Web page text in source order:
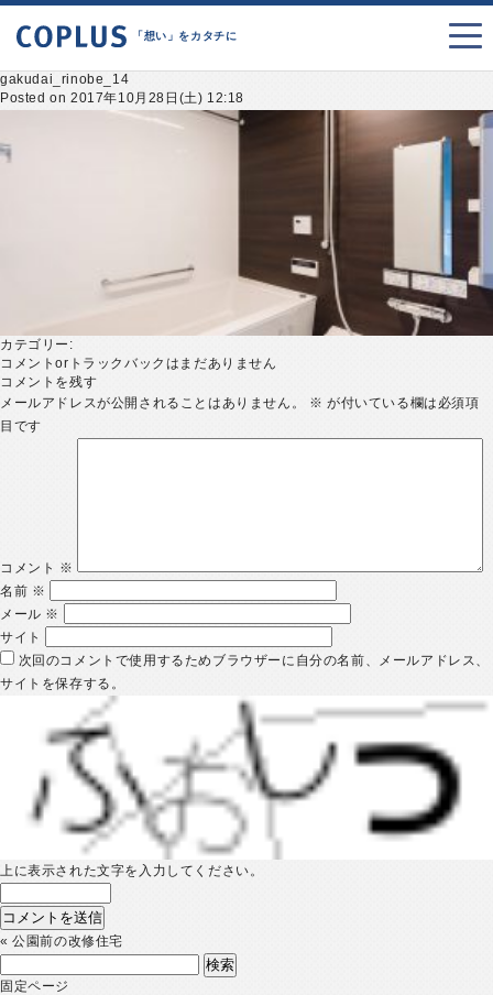
「想い」をカタチに
gakudai_rinobe_14
Posted on 2017年10月28日(土) 12:18
カテゴリー:
コメントorトラックバックはまだありません
コメントを残す
メールアドレスが公開されることはありません。
※ が付いている欄は必須項
目です
コメント ※
名前 ※
メール ※
サイト
次回のコメントで使用するためブラウザーに自分の名前、メールアドレス、
サイトを保存する。
上に表示された文字を入力してください。
«公園前の改修住宅
索:
固定ページ